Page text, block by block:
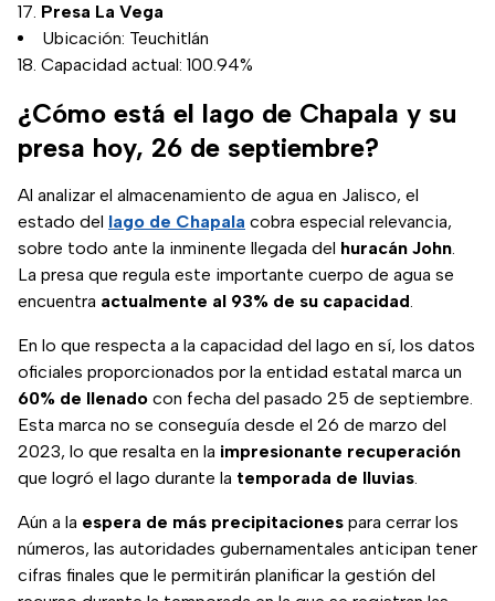
Presa La Vega
Ubicación: Teuchitlán
Capacidad actual: 100.94%
¿Cómo está el lago de Chapala y su
presa hoy, 26 de septiembre?
Al analizar el almacenamiento de agua en Jalisco, el
estado del lago de Chapala cobra especial relevancia,
sobre todo ante la inminente llegada del huracán John.
La presa que regula este importante cuerpo de agua se
encuentra actualmente al 93% de su capacidad.
En lo que respecta a la capacidad del lago en sí, los datos
oficiales proporcionados por la entidad estatal marca un
60% de llenado con fecha del pasado 25 de septiembre.
Esta marca no se conseguía desde el 26 de marzo del
2023, lo que resalta en la impresionante recuperación
que logró el lago durante la temporada de lluvias.
Aún a la espera de más precipitaciones para cerrar los
números, las autoridades gubernamentales anticipan tener
cifras finales que le permitirán planificar la gestión del